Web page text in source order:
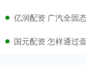
亿润配资 广汽全固
国元配资 怎样通过